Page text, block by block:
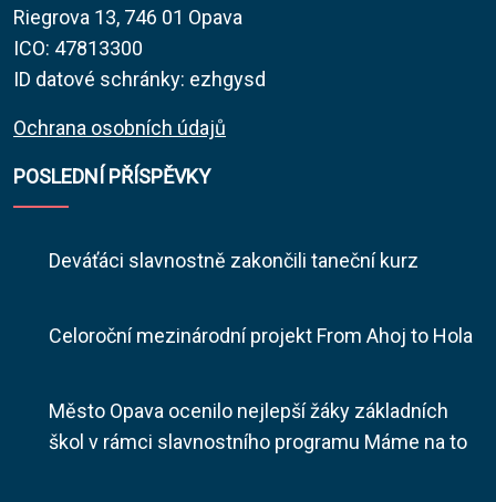
Riegrova 13, 746 01 Opava
ICO: 47813300
ID datové schránky: ezhgysd
Ochrana osobních údajů
POSLEDNÍ PŘÍSPĚVKY
Deváťáci slavnostně zakončili taneční kurz
Celoroční mezinárodní projekt From Ahoj to Hola
Město Opava ocenilo nejlepší žáky základních
škol v rámci slavnostního programu Máme na to